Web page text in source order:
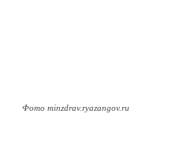
Фото minzdrav.ryazangov.ru